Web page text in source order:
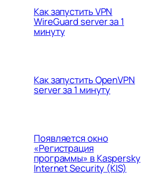
Как запустить VPN
WireGuard server за 1
минуту
Как запустить OpenVPN
server за 1 минуту
Появляется окно
«Регистрация
программы» в Kaspersky
Internet Security (KIS)